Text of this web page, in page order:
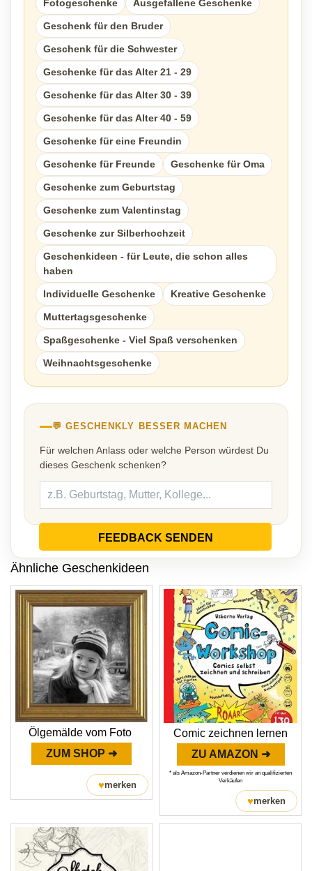
Fotogeschenke Ausgefallene Geschenke
Geschenk für den Bruder
Geschenk für die Schwester
Geschenke für das Alter 21 - 29
Geschenke für das Alter 30 - 39
Geschenke für das Alter 40 - 59
Geschenke für eine Freundin
Geschenke für Freunde Geschenke für Oma
Geschenke zum Geburtstag
Geschenke zum Valentinstag
Geschenke zur Silberhochzeit
Geschenkideen - für Leute, die schon alles
haben
Individuelle Geschenke Kreative Geschenke
Muttertagsgeschenke
Spaßgeschenke - Viel Spaß verschenken
Weihnachtsgeschenke
💬 GESCHENKLY BESSER MACHEN
Für welchen Anlass oder welche Person würdest Du
dieses Geschenk schenken?
FEEDBACK SENDEN
Ähnliche Geschenkideen
Ölgemälde vom Foto
ZUM SHOP ➜
♥merken
Comic zeichnen lernen
ZU AMAZON ➜
* als Amazon-Partner verdienen wir an qualifizierten
Verkäufen
♥merken